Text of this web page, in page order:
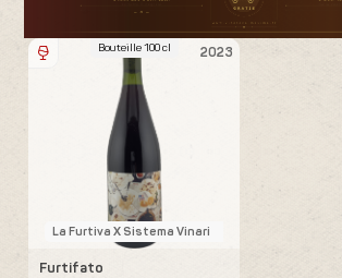
2023
Bouteille 100 cl
La Furtiva X Sistema Vinari
Furtifato